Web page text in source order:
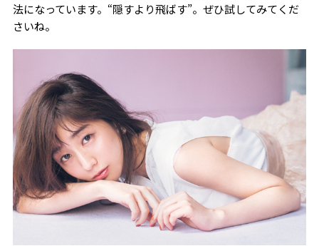
法になっています。“隠すより飛ばす”。ぜひ試してみてくだ
さいね。